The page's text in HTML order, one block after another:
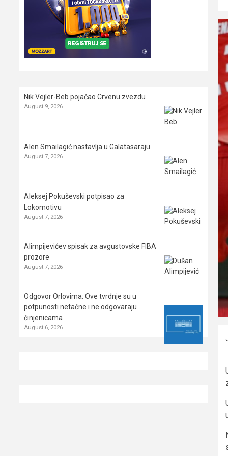
Nik Vejler-Beb pojačao Crvenu zvezdu
August 9, 2026
Alen Smailagić nastavlja u Galatasaraju
August 7, 2026
Aleksej Pokuševski potpisao za
Lokomotivu
August 7, 2026
Alimpijevićev spisak za avgustovske FIBA
prozore
August 7, 2026
Odgovor Orlovima: ​Ove tvrdnje su u
potpunosti netačne i ne odgovaraju
činjenicama
August 6, 2026